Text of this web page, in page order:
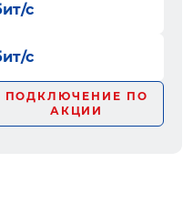
с
с
ПОДКЛЮЧЕНИЕ ПО
АКЦИИ